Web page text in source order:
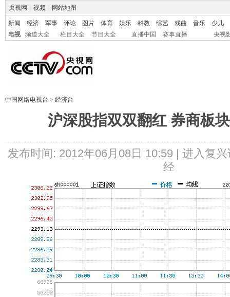
央视网 视频 网站地图
新闻 经济 军事 评论 图片 体育 娱乐 科教 综艺 戏曲 音乐
少儿
电视
频道大全 栏目大全 节目大全 直播中国 赛事直播 央视
中国网络电视台 > 经济台
沪深股指双双翻红 券商板
发布时间: 2012年06月08日 10:59 | 进入复兴
经